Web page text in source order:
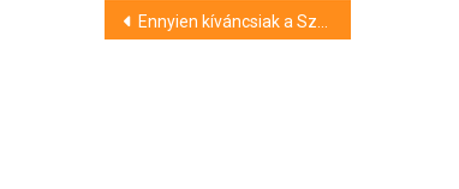
Bejegyzés
Ennyien kíváncsiak a Szpari mérkőzéseire